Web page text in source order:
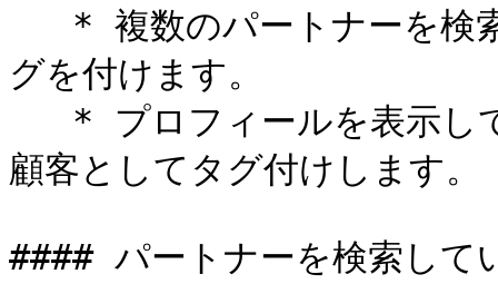
グを付けます。
顧客としてタグ付けします。
#### パートナーを検索して